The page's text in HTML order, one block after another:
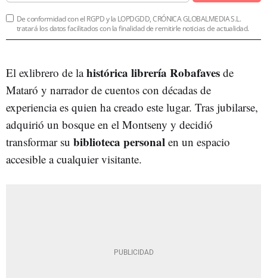
De conformidad con el RGPD y la LOPDGDD, CRÓNICA GLOBALMEDIA S.L.
tratará los datos facilitados con la finalidad de remitirle noticias de actualidad.
El exlibrero de lahistórica librería Robafaves de
Mataró y narrador de cuentos con décadas de
experiencia es quien ha creado este lugar. Tras jubilarse,
adquirió un bosque en el Montseny y decidió
transformar su biblioteca personal en un espacio
accesible a cualquier visitante.